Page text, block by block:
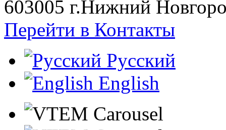
603005 г.Нижний
Перейти в Контакты
Русский
English